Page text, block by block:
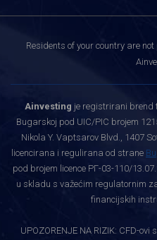
Residents of your country are
Ainvesting je registrirani brend
Bugarskoj pod UIC/PIC brojem
Nikola Y. Vaptsarov Blvd., 1407
licencirana i regulirana od strane
pod brojem licence РГ-03-110/
u skladu s važećim regulatornim
financijskih
UPOZORENJE NA RIZIK: CFD-